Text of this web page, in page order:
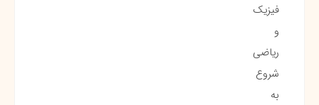
فیزیک
و
ریاضی
شروع
به